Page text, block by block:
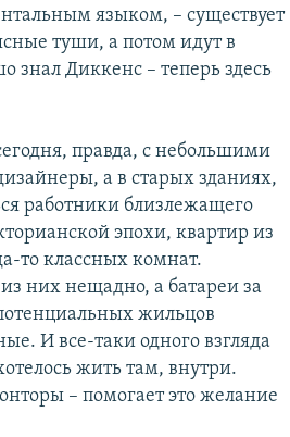
языком, – существует
туши, а потом идут в
знал Диккенс – теперь здесь
правда, с небольшими
а в старых зданиях,
работники близлежащего
эпохи, квартир из
то классных комнат.
них нещадно, а батареи за
жильцов
И все-таки одного взгляда
жить там, внутри.
– помогает это желание